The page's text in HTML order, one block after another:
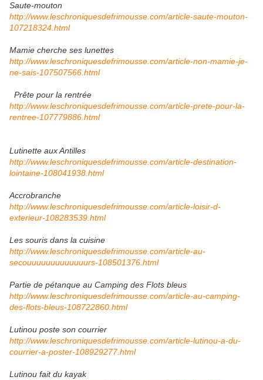
Saute-mouton
http://www.leschroniquesdefrimousse.com/article-saute-mouton-
107218324.html
Mamie cherche ses lunettes
http://www.leschroniquesdefrimousse.com/article-non-mamie-je-
ne-sais-107507566.html
Prête pour la rentrée
http://www.leschroniquesdefrimousse.com/article-prete-pour-la-
rentree-107779886.html
Lutinette aux Antilles
http://www.leschroniquesdefrimousse.com/article-destination-
lointaine-108041938.html
Accrobranche
http://www.leschroniquesdefrimousse.com/article-loisir-d-
exterieur-108283539.html
Les souris dans la cuisine
http://www.leschroniquesdefrimousse.com/article-au-
secouuuuuuuuuuuuurs-108501376.html
Partie de pétanque au Camping des Flots bleus
http://www.leschroniquesdefrimousse.com/article-au-camping-
des-flots-bleus-108722860.html
Lutinou poste son courrier
http://www.leschroniquesdefrimousse.com/article-lutinou-a-du-
courrier-a-poster-108929277.html
Lutinou fait du kayak